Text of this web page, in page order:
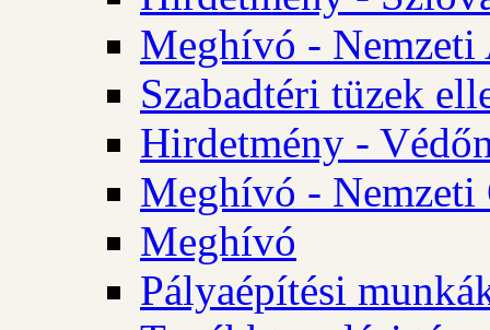
Meghívó - Nemzeti
Szabadtéri tüzek
Hirdetmény -
Meghívó - Nemzeti
Meghívó
Pályaépítési